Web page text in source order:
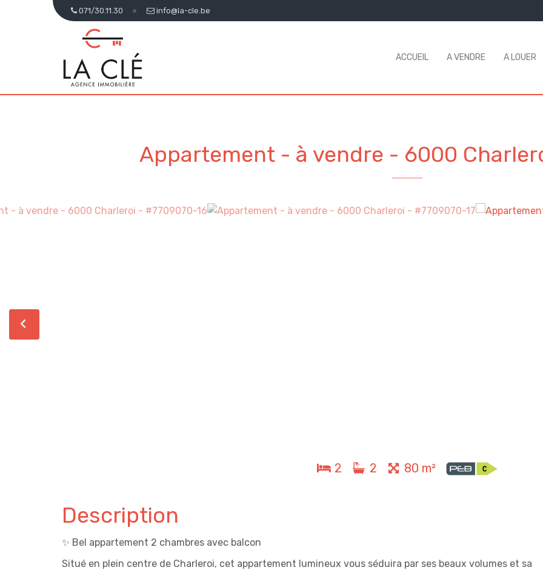
071/30.11.30 info@la-cle.be
ACCUEIL A VENDRE A LOUER
Appartement - à vendre - 6000
2 2 80 m²
Description
✨ Bel appartement 2 chambres avec balcon
Situé en plein centre de Charleroi, cet appartement lumineux vous séduira par ses beaux volumes et sa